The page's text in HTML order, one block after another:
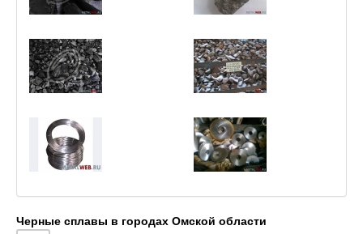
Черные сплавы в городах Омской области